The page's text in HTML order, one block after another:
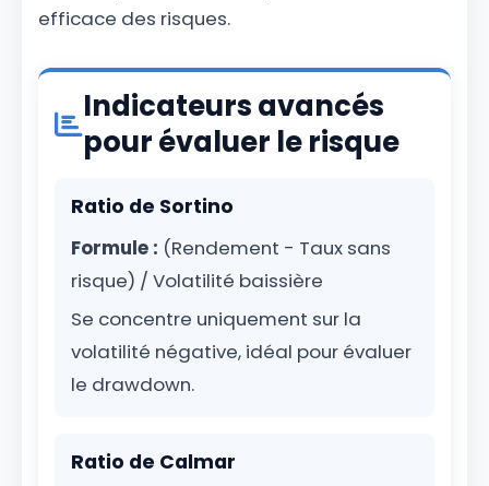
efficace des risques.
Indicateurs avancés
pour évaluer le risque
Ratio de Sortino
Formule : (Rendement - Taux sans
risque) / Volatilité baissière
Se concentre uniquement sur la
volatilité négative, idéal pour évaluer
le drawdown.
Ratio de Calmar